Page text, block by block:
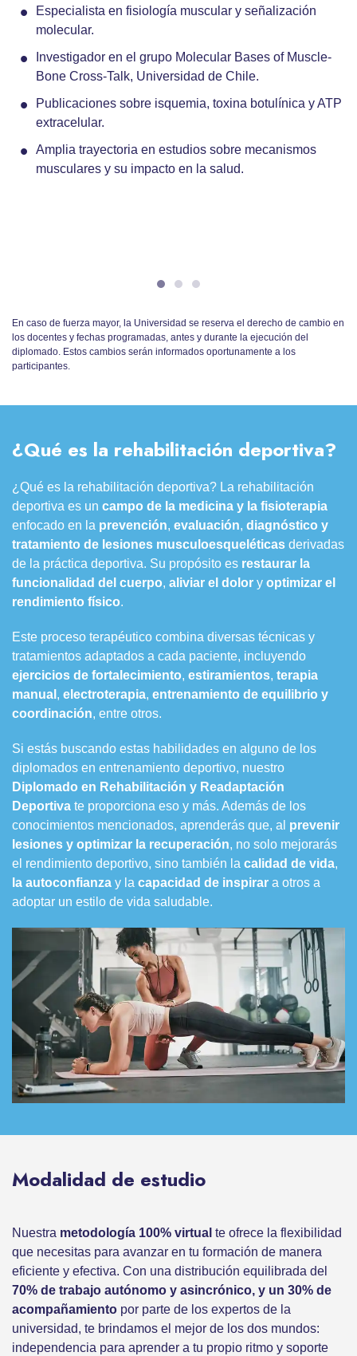
Especialista en fisiología muscular y señalización
molecular.
Investigador en el grupo Molecular Bases of Muscle-
Bone Cross-Talk, Universidad de Chile.
Publicaciones sobre isquemia, toxina botulínica y ATP
extracelular.
Amplia trayectoria en estudios sobre mecanismos
musculares y su impacto en la salud.
En caso de fuerza mayor, la Universidad se reserva el derecho de cambio en
los docentes y fechas programadas, antes y durante la ejecución del
diplomado. Estos cambios serán informados oportunamente a los
participantes.
¿Qué es la rehabilitación deportiva?
¿Qué es la rehabilitación deportiva? La rehabilitación
deportiva es un campo de la medicina y la fisioterapia
enfocado en la prevención, evaluación, diagnóstico y
tratamiento de lesiones musculoesqueléticas derivadas
de la práctica deportiva. Su propósito es restaurar la
funcionalidad del cuerpo, aliviar el dolor y optimizar el
rendimiento físico.
Este proceso terapéutico combina diversas técnicas y
tratamientos adaptados a cada paciente, incluyendo
ejercicios de fortalecimiento, estiramientos, terapia
manual , electroterapia, entrenamiento de equilibrio y
coordinación, entre otros.
Si estás buscando estas habilidades en alguno de los
diplomados en entrenamiento deportivo, nuestro
Diplomado en Rehabilitación y Readaptación
Deportiva te proporciona eso y más. Además de los
conocimientos mencionados, aprenderás que, al prevenir
lesiones y optimizar la recuperación, no solo mejorarás
el rendimiento deportivo, sino también la calidad de vida,
la autoconfianza y la capacidad de inspirar a otros a
adoptar un estilo de vida saludable.
Modalidad de estudio
Nuestra metodología 100% virtual te ofrece la flexibilidad
que necesitas para avanzar en tu formación de manera
eficiente y efectiva. Con una distribución equilibrada del
70% de trabajo autónomo y asincrónico, y un 30% de
acompañamiento por parte de los expertos de la
universidad, te brindamos el mejor de los dos mundos:
independencia para aprender a tu propio ritmo y soporte